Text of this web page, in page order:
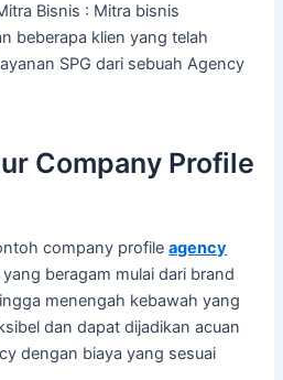
Bisnis : Mitra bisnis
beberapa klien yang telah
SPG dari sebuah Agency
Company Profile
company profileagency
beragam mulai dari brand
menengah kebawah yang
dan dapat dijadikan acuan
dengan biaya yang sesuai